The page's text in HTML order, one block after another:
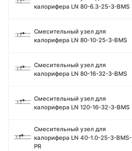
калорифера LN 80-6.3-25-3-BMS
Смесительный узел для
калорифера LN 80-10-25-3-BMS
Смесительный узел для
калорифера LN 80-16-32-3-BMS
Смесительный узел для
калорифера LN 120-16-32-3-BMS
Смесительный узел для
калорифера LN 40-1.0-25-3-BMS-
PR